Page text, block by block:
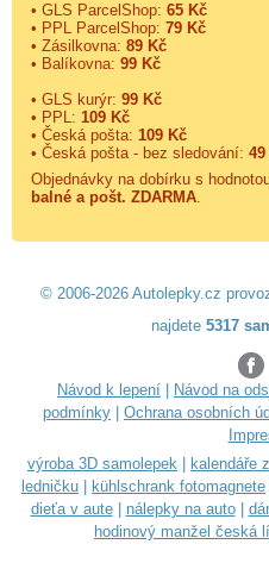
• GLS ParcelShop: 65 Kč
• PPL ParcelShop: 79 Kč
• Zásilkovna: 89 Kč
• Balíkovna: 99 Kč
• GLS kurýr: 99 Kč
• PPL: 109 Kč
• Česká pošta: 109 Kč
• Česká pošta - bez sledování:
Objednávky na dobírku s
balné a pošt. ZDARMA.
© 2006-2026 Autolepky.cz
najdete 5317
Návod k lepení Návod na
podmínky
Ochrana osobních
výroba 3D samolepek
kalendáře
ledničku
kühlschrank fotomagnete
dieťa v aute| nálepky na auto|
hodinový manžel česká